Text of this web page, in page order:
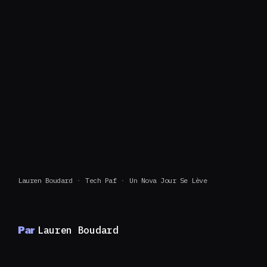
Lauren Boudard Tech Paf Un Nova Jour Se Lève
Par Lauren Boudard